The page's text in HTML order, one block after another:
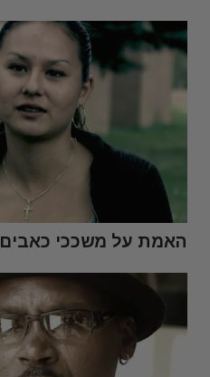
האמת על משככי כאבים